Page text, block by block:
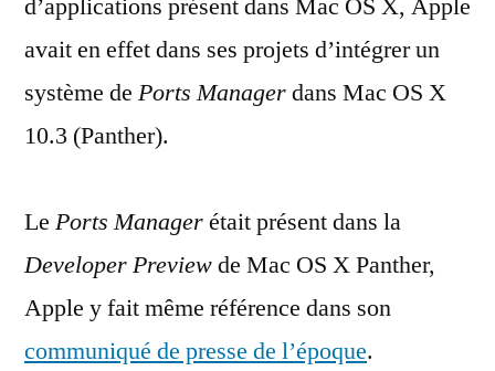
quand
Apple
aimait
l’open
d’applications présent dans Mac OS X, Apple
avait en effet dans ses projets d’intégrer un
système de Ports Managerdans Mac OS X
10.3 (Panther).
Le Ports Managerétait présent dans la
Developer Previewde Mac OS X Panther,
Apple y fait même référence dans son
communiqué de presse de l’époque.